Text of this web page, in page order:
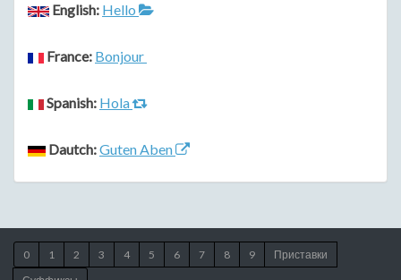
English: Hello
France: Bonjour
Spanish: Hola
Dautch:Guten Aben
0 1 2 3 4 5 6 7 8 9
Приставки